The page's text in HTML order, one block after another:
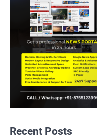
Recent Posts